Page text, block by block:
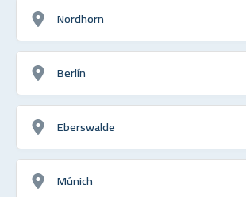
Nordhorn
Berlín
Eberswalde
Múnich